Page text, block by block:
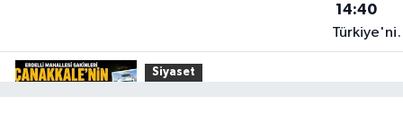
14:40
En İyi
Siyaset